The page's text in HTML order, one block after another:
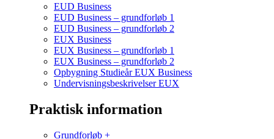
EUD Business
EUD Business – grundforløb 1
EUD Business – grundforløb 2
EUX Business
EUX Business – grundforløb 1
EUX Business – grundforløb 2
Opbygning Studieår EUX Business
Undervisningsbeskrivelser EUX
Praktisk information
Grundforløb +